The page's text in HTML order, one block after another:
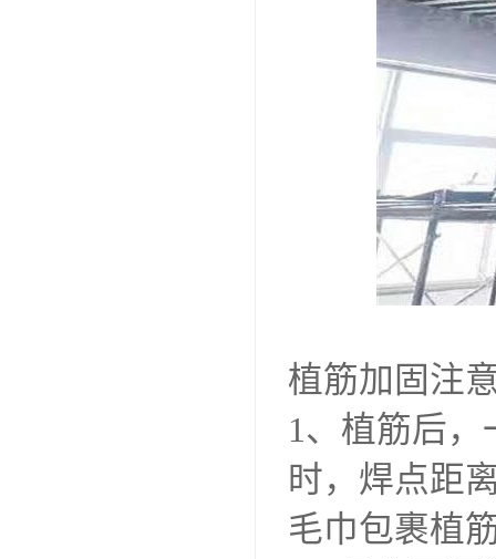
植筋加固注
1、植筋后
时，焊点距
毛巾包裹植